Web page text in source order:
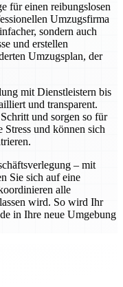
für einen reibungslosen
Umzugsfirma
sondern auch
und erstellen
Umzugsplan, der
mit Dienstleistern bis
und transparent.
und sorgen so für
und können sich
– mit
Sie sich auf eine
alle
wird. So wird Ihr
in Ihre neue Umgebung